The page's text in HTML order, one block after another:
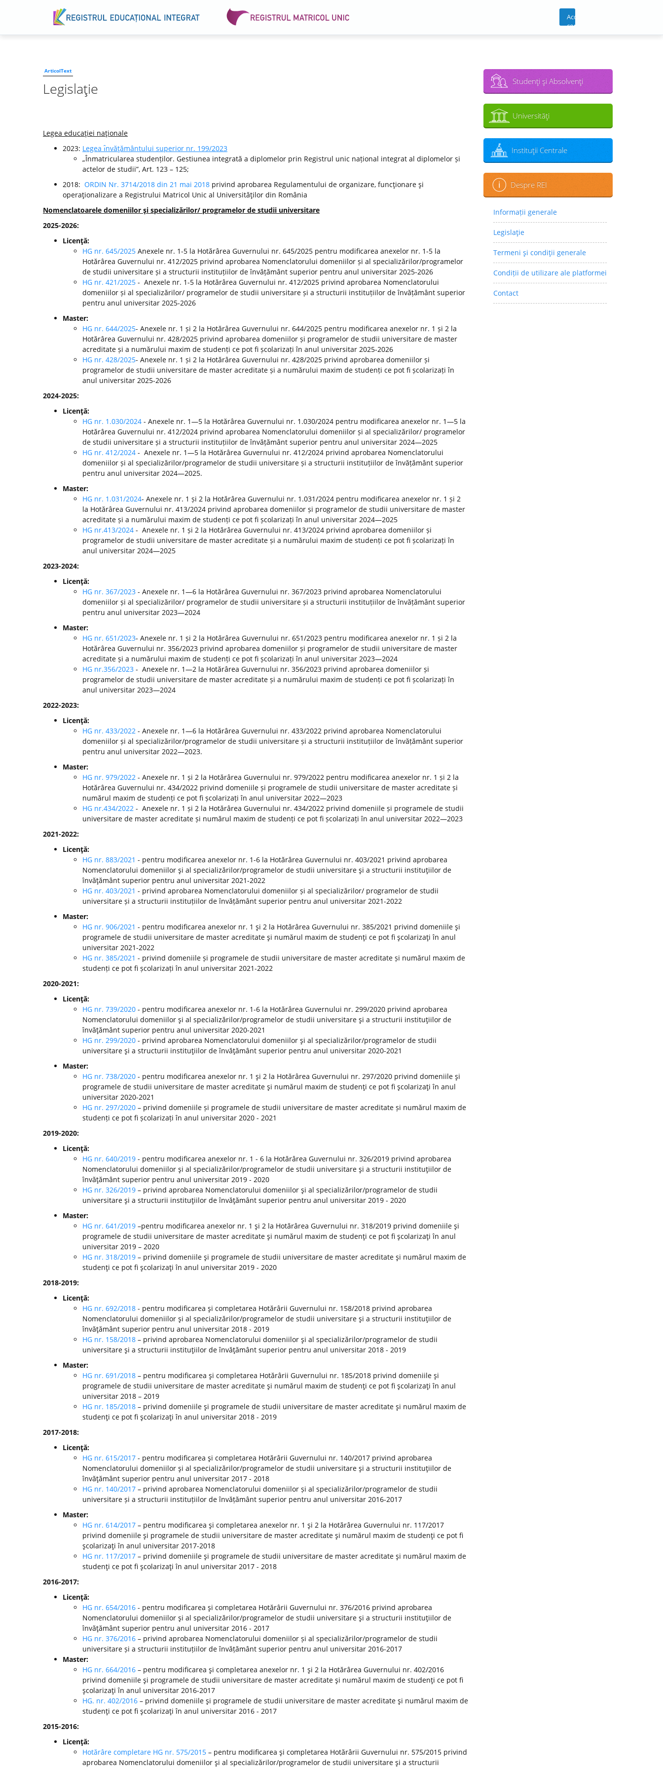
Acces
cont
ArticolText
Legislaţie
Legea educaţiei naţionale
2023: Legea ı̂nvăţământului superior nr. 199/2023
„Înmatricularea studenților. Gestiunea integrată a diplomelor prin Registrul unic național integrat al diplomelor și
actelor de studii”, Art. 123 – 125;
2018: ORDIN Nr. 3714/2018 din 21 mai 2018 privind aprobarea Regulamentului de organizare, funcţionare şi
operaţionalizare a Registrului Matricol Unic al Universităţilor din România
Nomenclatoarele domeniilor şi specializărilor/ programelor de studii universitare
2025-2026:
Licenţă:
HG nr. 645/2025 Anexele nr. 1-5 la Hotărârea Guvernului nr. 645/2025 pentru modificarea anexelor nr. 1-5 la
Hotărârea Guvernului nr. 412/2025 privind aprobarea Nomenclatorului domeniilor și al specializărilor/programelor
de studii universitare și a structurii instituțiilor de învățământ superior pentru anul universitar 2025-2026
HG nr. 421/2025 - Anexele nr. 1-5 la Hotărârea Guvernului nr. 412/2025 privind aprobarea Nomenclatorului
domeniilor și al specializărilor/ programelor de studii universitare și a structurii instituțiilor de învățământ superior
pentru anul universitar 2025-2026
Master:
HG nr. 644/2025- Anexele nr. 1 și 2 la Hotărârea Guvernului nr. 644/2025 pentru modificarea anexelor nr. 1 și 2 la
Hotărârea Guvernului nr. 428/2025 privind aprobarea domeniilor și programelor de studii universitare de master
acreditate și a numărului maxim de studenți ce pot fi școlarizați în anul universitar 2025-2026
HG nr. 428/2025- Anexele nr. 1 și 2 la Hotărârea Guvernului nr. 428/2025 privind aprobarea domeniilor și
programelor de studii universitare de master acreditate și a numărului maxim de studenți ce pot fi școlarizați în
anul universitar 2025-2026
2024-2025:
Licenţă:
HG nr. 1.030/2024 - Anexele nr. 1—5 la Hotărârea Guvernului nr. 1.030/2024 pentru modificarea anexelor nr. 1—5 la
Hotărârea Guvernului nr. 412/2024 privind aprobarea Nomenclatorului domeniilor și al specializărilor/ programelor
de studii universitare și a structurii instituțiilor de învățământ superior pentru anul universitar 2024—2025
HG nr. 412/2024 - Anexele nr. 1—5 la Hotărârea Guvernului nr. 412/2024 privind aprobarea Nomenclatorului
domeniilor și al specializărilor/programelor de studii universitare și a structurii instituțiilor de învățământ superior
pentru anul universitar 2024—2025.
Master:
HG nr. 1.031/2024- Anexele nr. 1 și 2 la Hotărârea Guvernului nr. 1.031/2024 pentru modificarea anexelor nr. 1 și 2
la Hotărârea Guvernului nr. 413/2024 privind aprobarea domeniilor și programelor de studii universitare de master
acreditate și a numărului maxim de studenți ce pot fi școlarizați în anul universitar 2024—2025
HG nr.413/2024 - Anexele nr. 1 și 2 la Hotărârea Guvernului nr. 413/2024 privind aprobarea domeniilor și
programelor de studii universitare de master acreditate și a numărului maxim de studenți ce pot fi școlarizați în
anul universitar 2024—2025
2023-2024:
Licenţă:
HG nr. 367/2023 - Anexele nr. 1—6 la Hotărârea Guvernului nr. 367/2023 privind aprobarea Nomenclatorului
domeniilor și al specializărilor/ programelor de studii universitare și a structurii instituțiilor de învățământ superior
pentru anul universitar 2023—2024
Master:
HG nr. 651/2023- Anexele nr. 1 și 2 la Hotărârea Guvernului nr. 651/2023 pentru modificarea anexelor nr. 1 și 2 la
Hotărârea Guvernului nr. 356/2023 privind aprobarea domeniilor și programelor de studii universitare de master
acreditate și a numărului maxim de studenți ce pot fi școlarizați în anul universitar 2023—2024
HG nr.356/2023 - Anexele nr. 1—2 la Hotărârea Guvernului nr. 356/2023 privind aprobarea domeniilor și
programelor de studii universitare de master acreditate și a numărului maxim de studenți ce pot fi școlarizați în
anul universitar 2023—2024
2022-2023:
Licenţă:
HG nr. 433/2022 - Anexele nr. 1—6 la Hotărârea Guvernului nr. 433/2022 privind aprobarea Nomenclatorului
domeniilor și al specializărilor/programelor de studii universitare și a structurii instituțiilor de învățământ superior
pentru anul universitar 2022—2023.
Master:
HG nr. 979/2022 - Anexele nr. 1 și 2 la Hotărârea Guvernului nr. 979/2022 pentru modificarea anexelor nr. 1 și 2 la
Hotărârea Guvernului nr. 434/2022 privind domeniile și programele de studii universitare de master acreditate și
numărul maxim de studenți ce pot fi școlarizați în anul universitar 2022—2023
HG nr.434/2022 - Anexele nr. 1 și 2 la Hotărârea Guvernului nr. 434/2022 privind domeniile și programele de studii
universitare de master acreditate și numărul maxim de studenți ce pot fi școlarizați în anul universitar 2022—2023
2021-2022:
Licenţă:
HG nr. 883/2021 - pentru modificarea anexelor nr. 1-6 la Hotărârea Guvernului nr. 403/2021 privind aprobarea
Nomenclatorului domeniilor şi al specializărilor/programelor de studii universitare şi a structurii instituţiilor de
învăţământ superior pentru anul universitar 2021-2022
HG nr. 403/2021 - privind aprobarea Nomenclatorului domeniilor și al specializărilor/ programelor de studii
universitare și a structurii instituțiilor de învățământ superior pentru anul universitar 2021-2022
Master:
HG nr. 906/2021 - pentru modificarea anexelor nr. 1 şi 2 la Hotărârea Guvernului nr. 385/2021 privind domeniile şi
programele de studii universitare de master acreditate şi numărul maxim de studenţi ce pot fi şcolarizaţi în anul
universitar 2021-2022
HG nr. 385/2021 - privind domeniile și programele de studii universitare de master acreditate și numărul maxim de
studenți ce pot fi școlarizați în anul universitar 2021-2022
2020-2021:
Licenţă:
HG nr. 739/2020 - pentru modificarea anexelor nr. 1-6 la Hotărârea Guvernului nr. 299/2020 privind aprobarea
Nomenclatorului domeniilor şi al specializărilor/programelor de studii universitare şi a structurii instituţiilor de
învăţământ superior pentru anul universitar 2020-2021
HG nr. 299/2020 - privind aprobarea Nomenclatorului domeniilor şi al specializărilor/programelor de studii
universitare şi a structurii instituţiilor de învăţământ superior pentru anul universitar 2020-2021
Master:
HG nr. 738/2020 - pentru modificarea anexelor nr. 1 şi 2 la Hotărârea Guvernului nr. 297/2020 privind domeniile şi
programele de studii universitare de master acreditate şi numărul maxim de studenţi ce pot fi şcolarizaţi în anul
universitar 2020-2021
HG nr. 297/2020 – privind domeniile și programele de studii universitare de master acreditate și numărul maxim de
studenți ce pot fi școlarizați în anul universitar 2020 - 2021
2019-2020:
Licenţă:
HG nr. 640/2019 - pentru modificarea anexelor nr. 1 - 6 la Hotărârea Guvernului nr. 326/2019 privind aprobarea
Nomenclatorului domeniilor şi al specializărilor/programelor de studii universitare şi a structurii instituţiilor de
învăţământ superior pentru anul universitar 2019 - 2020
HG nr. 326/2019 – privind aprobarea Nomenclatorului domeniilor şi al specializărilor/programelor de studii
universitare şi a structurii instituţiilor de învăţământ superior pentru anul universitar 2019 - 2020
Master:
HG nr. 641/2019 –pentru modificarea anexelor nr. 1 şi 2 la Hotărârea Guvernului nr. 318/2019 privind domeniile şi
programele de studii universitare de master acreditate şi numărul maxim de studenţi ce pot fi şcolarizaţi în anul
universitar 2019 – 2020
HG nr. 318/2019 – privind domeniile şi programele de studii universitare de master acreditate şi numărul maxim de
studenţi ce pot fi şcolarizaţi în anul universitar 2019 - 2020
2018-2019:
Licenţă:
HG nr. 692/2018 - pentru modificarea şi completarea Hotărârii Guvernului nr. 158/2018 privind aprobarea
Nomenclatorului domeniilor şi al specializărilor/programelor de studii universitare şi a structurii instituţiilor de
învăţământ superior pentru anul universitar 2018 - 2019
HG nr. 158/2018 – privind aprobarea Nomenclatorului domeniilor şi al specializărilor/programelor de studii
universitare şi a structurii instituţiilor de învăţământ superior pentru anul universitar 2018 - 2019
Master:
HG nr. 691/2018 – pentru modificarea şi completarea Hotărârii Guvernului nr. 185/2018 privind domeniile şi
programele de studii universitare de master acreditate şi numărul maxim de studenţi ce pot fi şcolarizaţi în anul
universitar 2018 – 2019
HG nr. 185/2018 – privind domeniile şi programele de studii universitare de master acreditate şi numărul maxim de
studenţi ce pot fi şcolarizaţi în anul universitar 2018 - 2019
2017-2018:
Licenţă:
HG nr. 615/2017 - pentru modificarea şi completarea Hotărârii Guvernului nr. 140/2017 privind aprobarea
Nomenclatorului domeniilor şi al specializărilor/programelor de studii universitare şi a structurii instituţiilor de
învăţământ superior pentru anul universitar 2017 - 2018
HG nr. 140/2017 – privind aprobarea Nomenclatorului domeniilor și al specializărilor/programelor de studii
universitare și a structurii instituțiilor de învățământ superior pentru anul universitar 2016-2017
Master:
HG nr. 614/2017 – pentru modificarea şi completarea anexelor nr. 1 şi 2 la Hotărârea Guvernului nr. 117/2017
privind domeniile şi programele de studii universitare de master acreditate şi numărul maxim de studenţi ce pot fi
şcolarizaţi în anul universitar 2017-2018
HG nr. 117/2017 – privind domeniile şi programele de studii universitare de master acreditate şi numărul maxim de
studenţi ce pot fi şcolarizaţi în anul universitar 2017 - 2018
2016-2017:
Licenţă:
HG nr. 654/2016 - pentru modificarea şi completarea Hotărârii Guvernului nr. 376/2016 privind aprobarea
Nomenclatorului domeniilor şi al specializărilor/programelor de studii universitare şi a structurii instituţiilor de
învăţământ superior pentru anul universitar 2016 - 2017
HG nr. 376/2016 – privind aprobarea Nomenclatorului domeniilor și al specializărilor/programelor de studii
universitare și a structurii instituțiilor de învățământ superior pentru anul universitar 2016-2017
Master:
HG nr. 664/2016 – pentru modificarea şi completarea anexelor nr. 1 şi 2 la Hotărârea Guvernului nr. 402/2016
privind domeniile şi programele de studii universitare de master acreditate şi numărul maxim de studenţi ce pot fi
şcolarizaţi în anul universitar 2016-2017
HG. nr. 402/2016 – privind domeniile şi programele de studii universitare de master acreditate şi numărul maxim de
studenţi ce pot fi şcolarizaţi în anul universitar 2016 - 2017
2015-2016:
Licenţă:
Hotărâre completare HG nr. 575/2015 – pentru modificarea şi completarea Hotărârii Guvernului nr. 575/2015 privind
aprobarea Nomenclatorului domeniilor şi al specializărilor/programelor de studii universitare şi a structurii
Studenţi şi Absolvenţi
Universităţi
Instituţii Centrale
Despre REI
Informații generale
Legislaţie
Termeni şi condiţii generale
Condiții de utilizare ale platformei
Contact